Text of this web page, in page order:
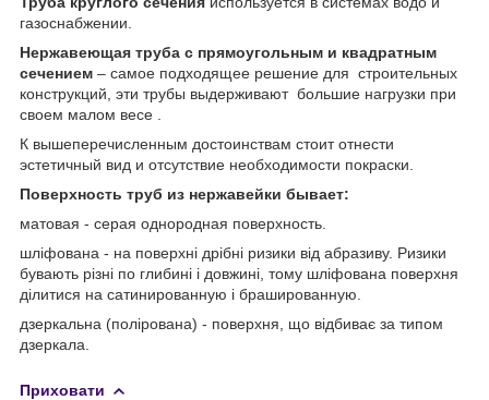
газоснабжении.
Нержавеющая труба с прямоугольным и квадратным
сечением – самое подходящее решение для строительных
конструкций, эти трубы выдерживают большие нагрузки при
своем малом весе .
К вышеперечисленным достоинствам стоит отнести
эстетичный вид и отсутствие необходимости покраски.
Поверхность труб из нержавейки бывает:
матовая - серая однородная поверхность.
шліфована - на поверхні дрібні ризики від абразиву. Ризики
бувають різні по глибині і довжині, тому шліфована поверхня
ділитися на сатинированную і брашированную.
дзеркальна (полірована) - поверхня, що відбиває за типом
дзеркала.
Приховати